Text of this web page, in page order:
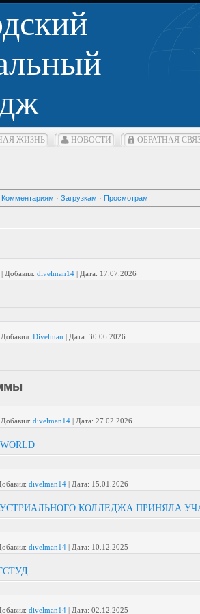
ЖИЗНЬ НОВОСТИ ОБРАТНАЯ
Комментариям · Загрузкам · Просмотрам
| Добавил: divelman14 | Дата: 17.07.2026
Добавил: Divelman | Дата: 30.06.2026
Добавил: divelman14 | Дата: 27.02.2026
divelman14 | Дата: 15.01.2026
КОЛЛЕДЖА ПРИНЯЛА
divelman14 | Дата: 10.12.2025
divelman14 | Дата: 02.12.2025